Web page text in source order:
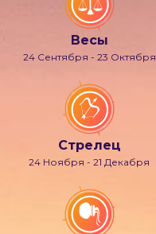
Весы
24 Сентября - 23 Октября
Стрелец
24 Ноября - 21 Декабря